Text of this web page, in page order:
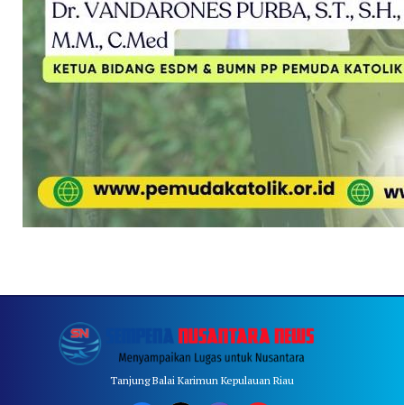
Tanjung Balai Karimun Kepulauan Riau